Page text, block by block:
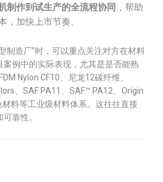
制作到试生产的全流程协同 ，帮助
，加快上市节奏。
制造厂”时，可以重点关注对方在材料
例中的实际表现，尤其是是否能熟
Nylon CF10、尼龙12碳纤维、
、SAF PA11、SAF™ PA12、Origin
料等工业级材料体系。这往往直接
靠性。